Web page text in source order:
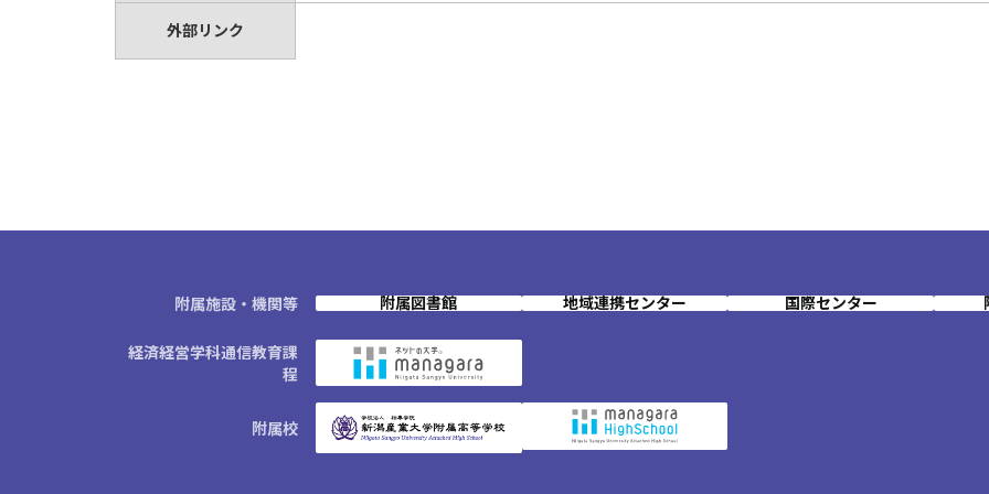
外部リンク
附属施設・機関等 附属図書館 地域連携センター 国際センター
経済経営学科通信教育課
程
附属校